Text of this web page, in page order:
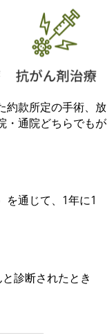
約款所定の手術、放
・通院どちらでもが
通じて、 1年に1
診断されたとき